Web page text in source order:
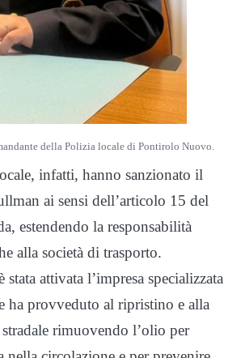
della Polizia locale di Pontirolo Nuovo.
infatti, hanno sanzionato il
ai sensi dell’articolo 15 del
estendendo la responsabilità
alla società di trasporto.
stata attivata l’impresa specializzata
ha provveduto al ripristino e alla
rimuovendo l’olio per